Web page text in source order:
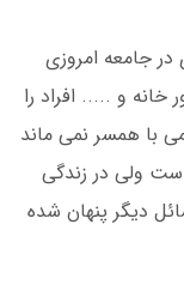
جامعه امروزی
خانه و ..... افراد را
با همسر نمی ماند
ولی در زندگی
دیگر پنهان شده